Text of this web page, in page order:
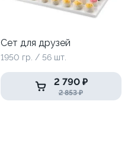
Сет для друзей
1950 гр. / 56 шт.
2 790 ₽
2 853 ₽